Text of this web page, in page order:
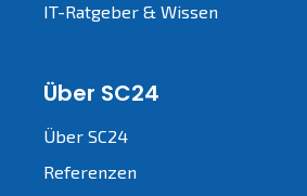
IT-Ratgeber & Wissen
Über SC24
Über SC24
Referenzen